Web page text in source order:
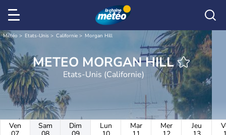
Météo Etats-Unis Californie Morgan Hill
METEO MORGAN HILL
Etats-Unis (Californie)
Ven
Sam
Dim
Lun
Mar
Mer
Jeu